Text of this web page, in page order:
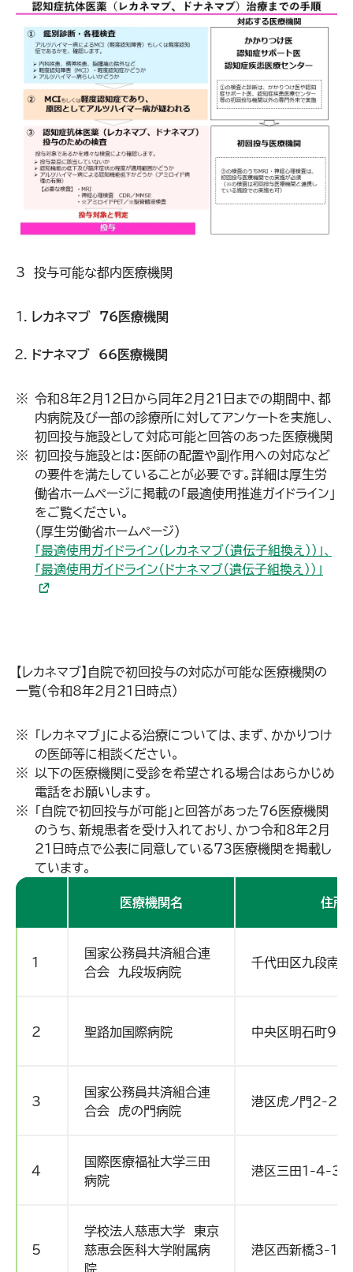
3 投与可能な都内医療機関
レカネマブ 76医療機関
ドナネマブ 66医療機関
令和8年2月12日から同年2月21日までの期間中、都
内病院及び一部の診療所に対してアンケートを実施し、
初回投与施設として対応可能と回答のあった医療機関
初回投与施設とは：医師の配置や副作用への対応など
の要件を満たしていることが必要です。詳細は厚生労
働省ホームページに掲載の「最適使用推進ガイドライン」
をご覧ください。
（厚生労働省ホームページ）
「最適使用ガイドライン（レカネマブ（遺伝子組換え））」、
「最適使用ガイドライン（ドナネマブ（遺伝子組換え））」
【レカネマブ】自院で初回投与の対応が可能な医療機関の
一覧（令和8年2月21日時点）
「レカネマブ」による治療については、まず、かかりつけ
の医師等に相談ください。
以下の医療機関に受診を希望される場合はあらかじめ
電話をお願いします。
「自院で初回投与が可能」と回答があった76医療機関
のうち、新規患者を受け入れており、かつ令和8年2月
21日時点で公表に同意している73医療機関を掲載し
ています。
医療機関名 住所
1
国家公務員共済組合連
合会 九段坂病院
千代田区九段南
2 聖路加国際病院 中央区明石町９番
3
国家公務員共済組合連
合会 虎の門病院
港区虎ノ門2-2-2
4
国際医療福祉大学三田
病院
港区三田1-4-3
5
学校法人慈恵大学 東京
慈恵会医科大学附属病
院
港区西新橋3-